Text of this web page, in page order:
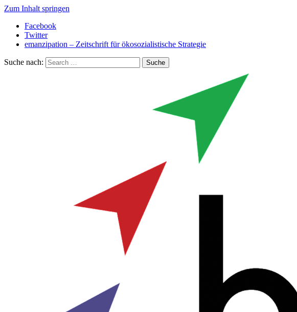
Zum Inhalt springen
Facebook
Twitter
emanzipation – Zeitschrift für ökosozialistische Strategie
Suche nach: